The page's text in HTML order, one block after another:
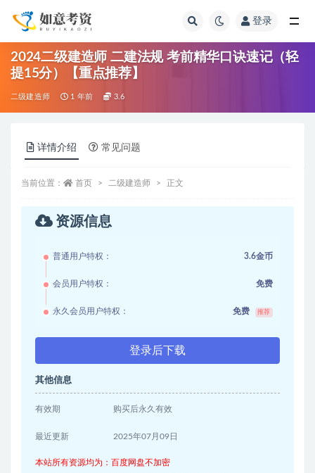
登录
2024二级建造师 二建法规 考前精华口诀速记（轻
提15分）【重点推荐】
二级建造师 1 年前 3.6
详情介绍 常见问题
当前位置： 首页 二级建造师 正文
资源信息
普通用户特权： 3.6金币
会员用户特权： 免费
永久会员用户特权： 免费 推荐
登录后下载
其他信息
有效期 购买后永久有效
最近更新 2025年07月09日
本站所有资源均为：百度网盘不加密